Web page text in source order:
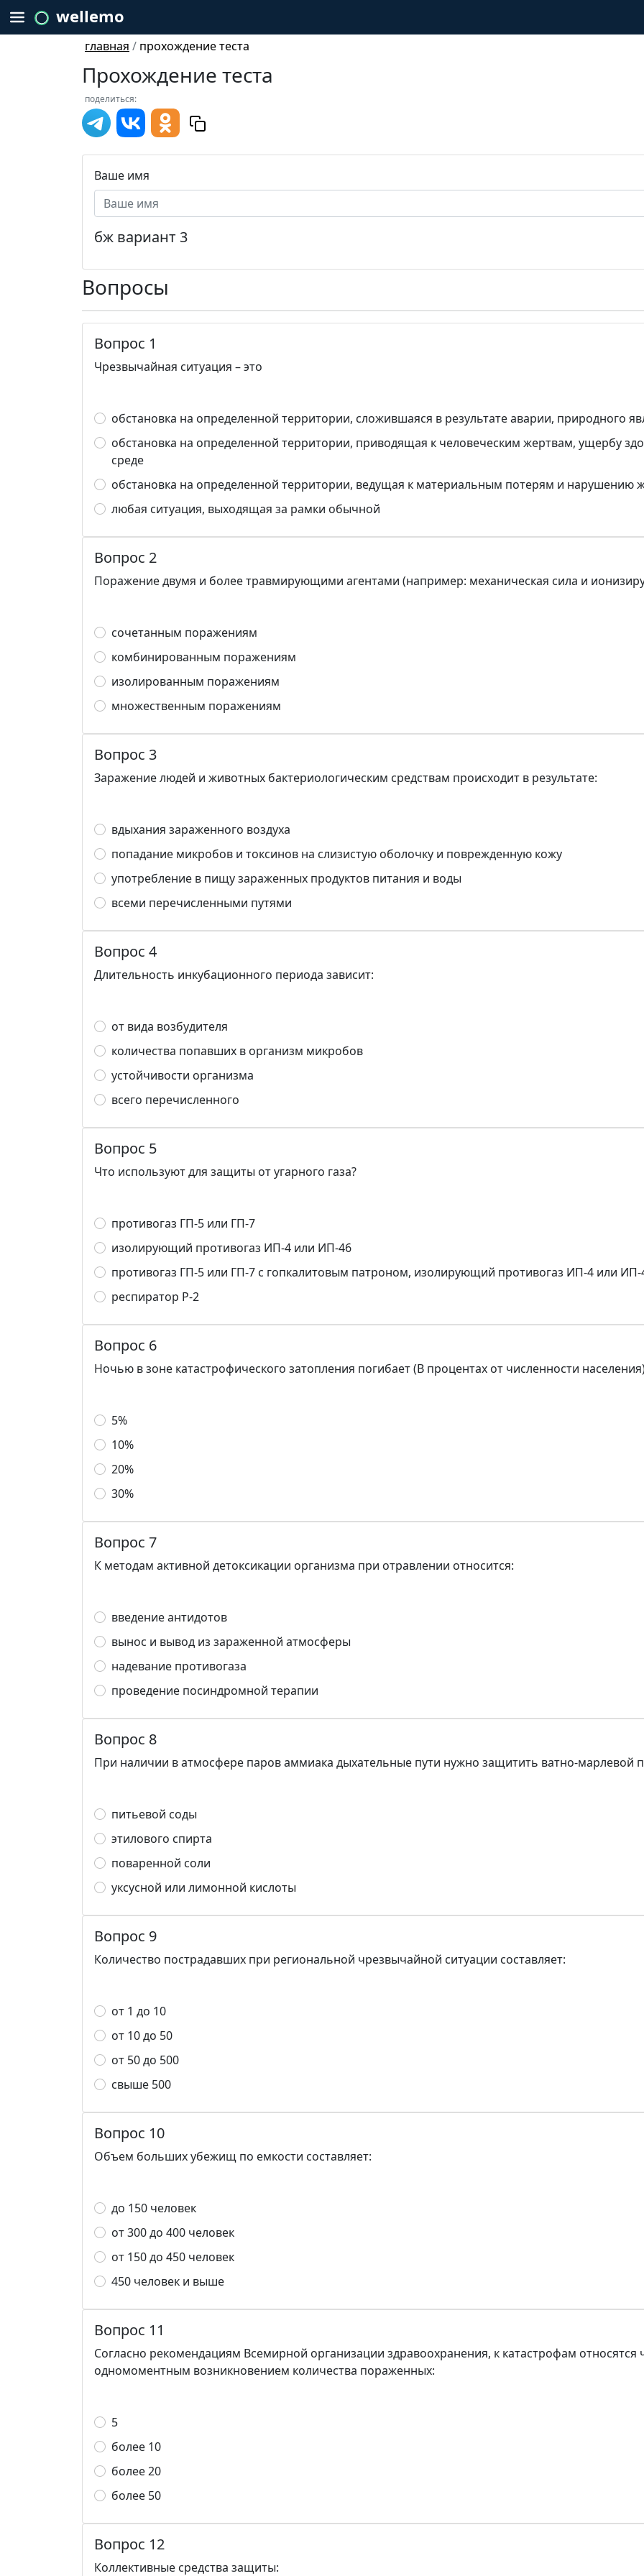
wellemo
главная / прохождение теста
Прохождение теста
поделиться:
Ваше имя
бж вариант 3
Вопросы
Вопрос 1
Чрезвычайная ситуация – это
обстановка на определенной территории, сложившаяся в результате аварии, природного
обстановка на определенной территории, приводящая к человеческим жертвам, ущербу
среде
обстановка на определенной территории, ведущая к материальным потерям и нарушению
любая ситуация, выходящая за рамки обычной
Вопрос 2
Поражение двумя и более травмирующими агентами (например: механическая сила и
сочетанным поражениям
комбинированным поражениям
изолированным поражениям
множественным поражениям
Вопрос 3
Заражение людей и животных бактериологическим средствам происходит в результате:
вдыхания зараженного воздуха
попадание микробов и токсинов на слизистую оболочку и поврежденную кожу
употребление в пищу зараженных продуктов питания и воды
всеми перечисленными путями
Вопрос 4
Длительность инкубационного периода зависит:
от вида возбудителя
количества попавших в организм микробов
устойчивости организма
всего перечисленного
Вопрос 5
Что используют для защиты от угарного газа?
противогаз ГП-5 или ГП-7
изолирующий противогаз ИП-4 или ИП-46
противогаз ГП-5 или ГП-7 с гопкалитовым патроном, изолирующий противогаз ИП-4 или ИП-
респиратор Р-2
Вопрос 6
Ночью в зоне катастрофического затопления погибает (В процентах от численности
5%
10%
20%
30%
Вопрос 7
К методам активной детоксикации организма при отравлении относится:
введение антидотов
вынос и вывод из зараженной атмосферы
надевание противогаза
проведение посиндромной терапии
Вопрос 8
При наличии в атмосфере паров аммиака дыхательные пути нужно защитить ватно-марлевой
питьевой соды
этилового спирта
поваренной соли
уксусной или лимонной кислоты
Вопрос 9
Количество пострадавших при региональной чрезвычайной ситуации составляет:
от 1 до 10
от 10 до 50
от 50 до 500
свыше 500
Вопрос 10
Объем больших убежищ по емкости составляет:
до 150 человек
от 300 до 400 человек
от 150 до 450 человек
450 человек и выше
Вопрос 11
Согласно рекомендациям Всемирной организации здравоохранения, к катастрофам относятся
одномоментным возникновением количества пораженных:
5
более 10
более 20
более 50
Вопрос 12
Коллективные средства защиты: